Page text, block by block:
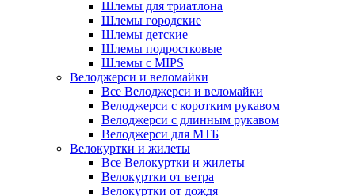
Шлемы для триатлона
Шлемы городские
Шлемы детские
Шлемы подростковые
Шлемы с MIPS
Велоджерси и веломайки
Все Велоджерси и веломайки
Велоджерси с коротким рукавом
Велоджерси с длинным рукавом
Велоджерси для МТБ
Велокуртки и жилеты
Все Велокуртки и жилеты
Велокуртки от ветра
Велокуртки от дождя